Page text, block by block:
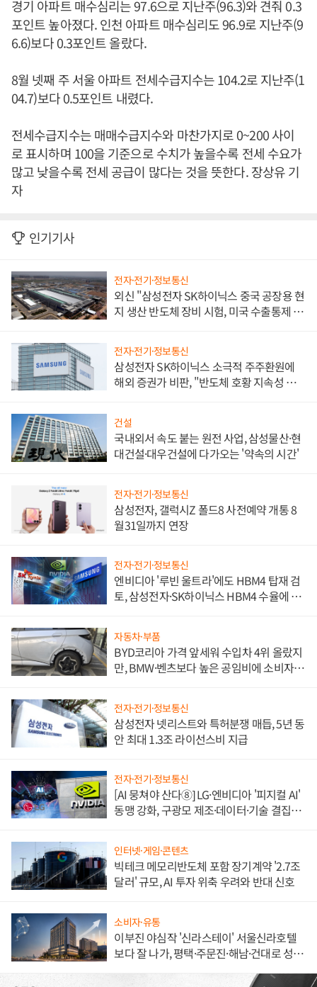
경기 아파트 매수심리는 97.6으로 지난주(96.3)와 견줘 0.3
포인트 높아졌다. 인천 아파트 매수심리도 96.9로 지난주(9
6.6)보다 0.3포인트 올랐다.
8월 넷째 주 서울 아파트 전세수급지수는 104.2로 지난주(1
04.7)보다 0.5포인트 내렸다.
전세수급지수는 매매수급지수와 마찬가지로 0~200 사이
로 표시하며 100을 기준으로 수치가 높을수록 전세 수요가
많고 낮을수록 전세 공급이 많다는 것을 뜻한다. 장상유 기
자
인기기사
전자·전기·정보통신
외신 "삼성전자 SK하이닉스 중국 공장용 현
지 생산 반도체 장비 시험, 미국 수출통제 대
전자·전기·정보통신
삼성전자 SK하이닉스 소극적 주주환원에
해외 증권가 비판, "반도체 호황 지속성 의
건설
국내외서 속도 붙는 원전 사업, 삼성물산·현
대건설·대우건설에 다가오는 '약속의 시간'
전자·전기·정보통신
삼성전자, 갤럭시Z 폴드8 사전예약 개통 8
월31일까지 연장
전자·전기·정보통신
엔비디아 '루빈 울트라'에도 HBM4 탑재 검
토, 삼성전자·SK하이닉스 HBM4 수율에 주
자동차·부품
BYD코리아 가격 앞세워 수입차 4위 올랐지
만, BMW·벤츠보다 높은 공임비에 소비자
전자·전기·정보통신
삼성전자 넷리스트와 특허분쟁 매듭, 5년 동
안 최대 1.3조 라이선스비 지급
전자·전기·정보통신
[AI 뭉쳐야 산다⑧] LG·엔비디아 '피지컬 AI'
동맹 강화, 구광모 제조·데이터·기술 결집
인터넷·게임·콘텐츠
빅테크 메모리반도체 포함 장기계약 '2.7조
달러' 규모, AI 투자 위축 우려와 반대 신호
소비자·유통
이부진 야심작 '신라스테이' 서울신라호텔
보다 잘 나가, 평택·주문진·해남·건대로 성